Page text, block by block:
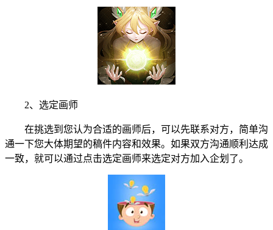
2、选定画师
在挑选到您认为合适的画师后，可以先联系对方，简单沟
通一下您大体期望的稿件内容和效果。如果双方沟通顺利达成
一致，就可以通过点击选定画师来选定对方加入企划了。